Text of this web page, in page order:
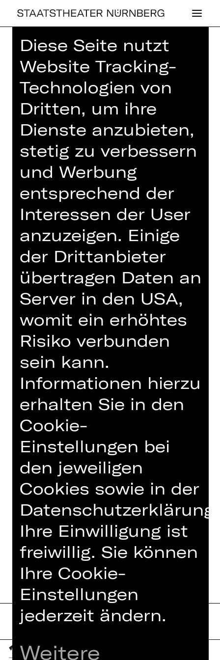
Home>Spielplan 26/27> Stimmen
der Zukunft
STIM­MEN DER
ZU­KUNFT
Mitsingkonzert für Grundschulklassen
Dienstag, 08.06.2027
10.00 Uhr
Termine und Besetzung
Gibt es eine klingende Weltsprache?
Mit 20 Klassen und in über 60
Workshops machen wir uns
gemeinsam auf die Suche nach
Antworten. Dabei lernen
Grundschulkinder und ihre Lehrkräfte
Welt kennen. Begleitet werden sie von
einem musikpädagogischen Team des
Staatstheaters und der Nürnberger
Musikschule.
TERMINE UND BESETZUNG
Diese Seite nutzt
Website Tracking-
Technologien von
Dritten, um ihre
Dienste anzubieten,
stetig zu verbessern
und Werbung
entsprechend der
Interessen der User
anzuzeigen. Einige
der Drittanbieter
übertragen Daten an
Server in den USA,
womit ein erhöhtes
Risiko verbunden
sein kann.
Informationen hierzu
erhalten Sie in den
Cookie-
Einstellungen bei
den jeweiligen
Cookies sowie in der
Datenschutzerklärung.
Ihre Einwilligung ist
freiwillig. Sie können
Ihre Cookie-
Einstellungen
jederzeit ändern.
Weitere